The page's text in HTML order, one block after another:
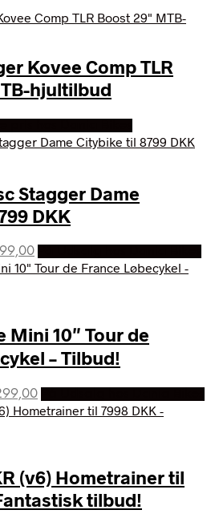
Kovee Comp TLR
hjultilbud
Stagger Dame
DKK
Den
aktuelle
Mini 10″ Tour de
– Tilbud!
Den
aktuelle
(v6) Hometrainer til
tilbud!